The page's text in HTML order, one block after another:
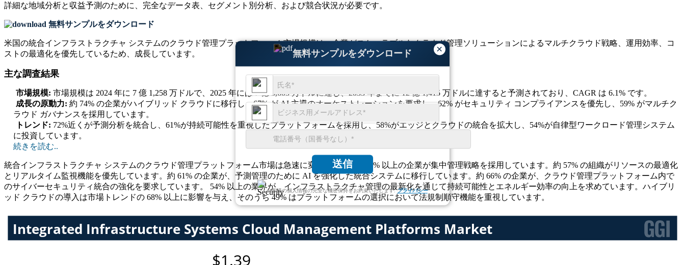
×
無料サンプルをダウンロード
送信
お客様の個人情報の完全な機密保持をお約束いたします.プライバシー
詳細な地域分析と収益予測のために、 完全なデータ表、セグメント別分析、および競合状況が必要です。
無料サンプルをダウンロード
米国の統合インフラストラクチャ システムのクラウド管理プラットフォーム市場規模は、企業がスケーラブルなクラウド管理ソリューションによるマルチクラウド戦略、運用効率、コ
ストの最適化を優先しているため、成長しています。
主な調査結果
市場規模: 市場規模は 2024 年に 7 億 1,258 万ドルで、2025 年には 7 億 5,605 万ドルに達し、2033 年までに 12 億 1,415 万ドルに達すると予測されており、CAGR は 6.1% です。
成長の原動力: 約 74% の企業がハイブリッド クラウドに移行し、67% が AI 主導のオーケストレーションを要求し、62% がセキュリティ コンプライアンスを優先し、59% がマルチク
ラウド ガバナンスを採用しています。
トレンド: 72%近くが予測分析を統合し、61%が持続可能性を重視したプラットフォームを採用し、58%がエッジとクラウドの統合を拡大し、54%が自律型ワークロード管理システム
に投資しています。
続きを読む..
統合インフラストラクチャ システムのクラウド管理プラットフォーム市場は急速に変化しており、63% 以上の企業が集中管理戦略を採用しています。約 57% の組織がリソースの最適化
とリアルタイム監視機能を優先しています。約 61% の企業が、予測管理のために AI を強化した統合システムに移行しています。約 66% の企業が、クラウド管理プラットフォーム内で
のサイバーセキュリティ統合の強化を要求しています。 54% 以上の業界が、インフラストラクチャ管理の最新化を通じて持続可能性とエネルギー効率の向上を求めています。ハイブリ
ッド クラウドの導入は市場トレンドの 68% 以上に影響を与え、そのうち 49% はプラットフォームの選択において法規制順守機能を重視しています。